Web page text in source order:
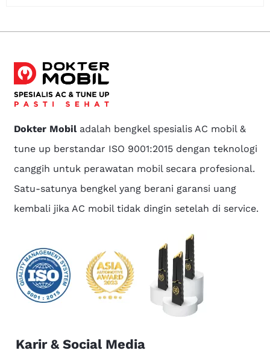
Dokter Mobiladalah bengkel spesialis AC mobil &
tune up berstandar ISO 9001:2015 dengan teknologi
canggih untuk perawatan mobil secara profesional.
Satu-satunya bengkel yang berani garansi uang
kembali jika AC mobil tidak dingin setelah di service.
Karir & Social Media